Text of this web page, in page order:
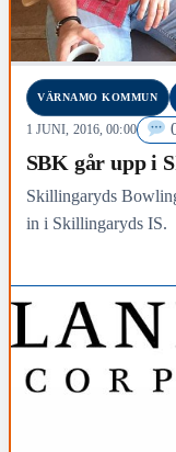
VÄRNAMO KOMMUN
1 JUNI, 2016, 00:00
SBK går upp i
Skillingaryds
in i Skillingaryds IS.